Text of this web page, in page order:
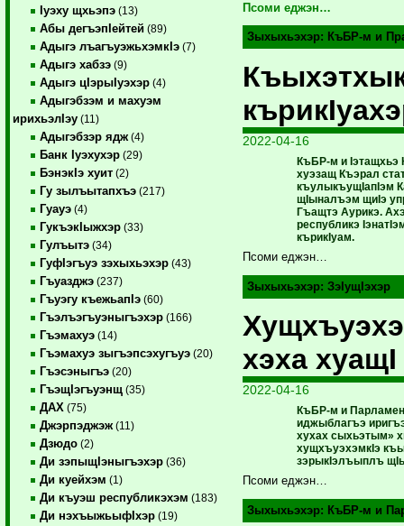
Iуэху щхьэпэ (13)
Абы дегъэпIейтей (89)
Адыгэ лъагъуэжьхэмкIэ (7)
Адыгэ хабзэ (9)
Адыгэ цIэрыIуэхэр (4)
Адыгэбзэм и махуэм
ирихьэлIэу (11)
Адыгэбзэр ядж (4)
Банк Iуэхухэр (29)
БэнэкIэ хуит (2)
Гу зылъытапхъэ (217)
Гуауэ (4)
ГукъэкIыжхэр (33)
Гулъытэ (34)
ГуфIэгъуэ зэхыхьэхэр (43)
Гъуазджэ (237)
Гъуэгу къежьапIэ (60)
Гъэлъэгъуэныгъэхэр (166)
Гъэмахуэ (14)
Гъэмахуэ зыгъэпсэхугъуэ (20)
Гъэсэныгъэ (20)
ГъэщIэгъуэнщ (35)
ДАХ (75)
Джэрпэджэж (11)
Дзюдо (2)
Ди зэпыщIэныгъэхэр (36)
Ди куейхэм (1)
Ди къуэш республикэхэм (183)
Ди нэхъыжьыфIхэр (19)
Псоми еджэн…
Зыхыхьэхэр: КъБР-м и
2022-04-16
КъБР-м и Iэтащхьэ
хуэзащ Къэрал
къулыкъущIапIэм
щIыналъэм щиIэ
Гъащтэ Аурикэ.
республикэ
кърикIуам.
Псоми еджэн…
Зыхыхьэхэр:ЗэIущIэхэр
хэха хуащI
2022-04-16
КъБР-м и
иджыблагъэ
хухах сыхьэтым»
хущхъуэхэмкIэ
зэрыкIэлъыплъ
Псоми еджэн…
Зыхыхьэхэр: КъБР-м и